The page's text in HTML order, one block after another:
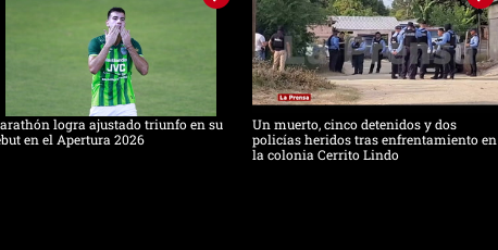
logra ajustado triunfo en su
en el Apertura 2026
Un muerto, cinco detenidos y dos
policías heridos tras enfrentamiento en
la colonia Cerrito Lindo